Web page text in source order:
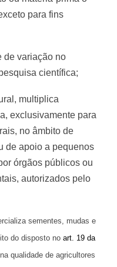
para fins
de variação no
científica;
multiplica
exclusivamente para
no âmbito de
de apoio a pequenos
órgãos públicos ou
autorizados pelo
sementes, mudas e
do disposto noart. 19 da
qualidade de agricultores